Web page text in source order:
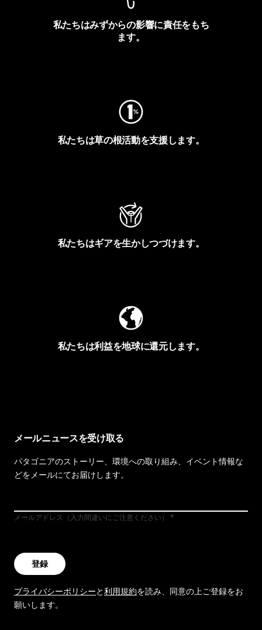
私たちはみずからの影響に責任をもち
ます。
私たちは草の根活動を支援します。
私たちはギアを生かしつづけます。
私たちは利益を地球に還元します。
メールニュースを受け取る
パタゴニアのストーリー、環境への取り組み、イベント情報な
どをメールにてお届けします。
メールアドレス（入力間違いにご注意ください）
登録
プライバシーポリシーと利用規約を読み、同意の上ご登録をお
願いします。